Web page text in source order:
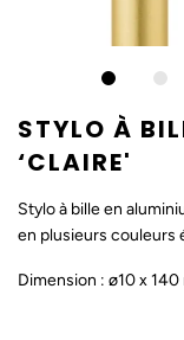
STYLO À
‘CLAIRE'
Stylo à bille en
en plusieurs couleurs
Dimension : ø10 x 140